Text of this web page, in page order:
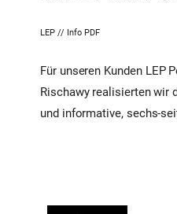
LEP // Info PDF
Für unseren Kunden LEP
Rischawy realisierten wir
und informative, sechs-